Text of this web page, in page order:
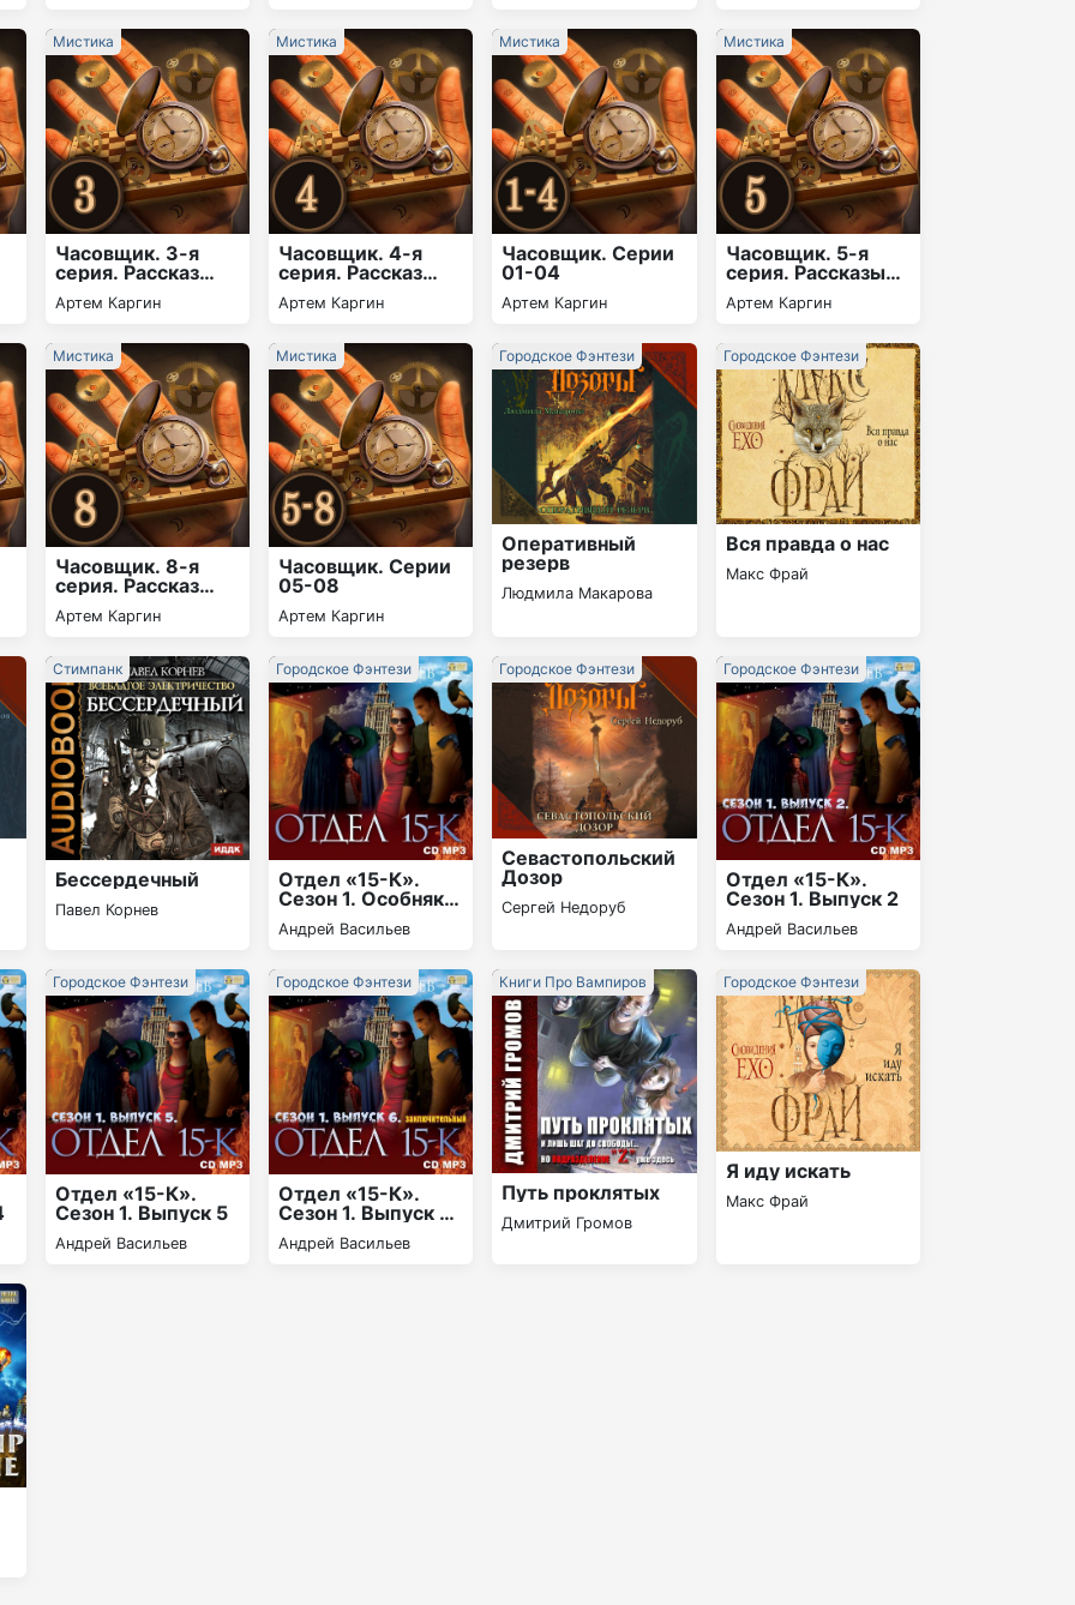
Часовщик. 3-я
серия. Рассказ
«Багровая жажда»
Артем Каргин
Мистика
Часовщик. 4-я
серия. Рассказ
«Бунт программ»
Артем Каргин
Мистика
Часовщик. Серии
01-04
Артем Каргин
Мистика
Часовщик. 5-я
серия. Рассказы
«Фиолетовый
волк»,
«Французский
поцелуй»
Артем Каргин
Мистика
Часовщик. 8-я
серия. Рассказ
«Память»
Артем Каргин
Мистика
Часовщик. Серии
05-08
Артем Каргин
Мистика
Оперативный
резерв
Людмила Макарова
Городское Фэнтези
Вся правда о нас
Макс Фрай
Городское Фэнтези
Бессердечный
Павел Корнев
Стимпанк
Отдел «15-К».
Сезон 1. Особняк и
его обитатели.
Старушки в
Андрей Васильев
Городское Фэнтези
Севастопольский
Дозор
Сергей Недоруб
Городское Фэнтези
Отдел «15-К».
Сезон 1. Выпуск 2
Андрей Васильев
Городское Фэнтези
Отдел «15-К».
Сезон 1. Выпуск 5
Андрей Васильев
Городское Фэнтези
Отдел «15-К».
Сезон 1. Выпуск 6
(Заключительный
)
Андрей Васильев
Городское Фэнтези
Путь проклятых
Дмитрий Громов
Книги Про Вампиров
Я иду искать
Макс Фрай
Городское Фэнтези